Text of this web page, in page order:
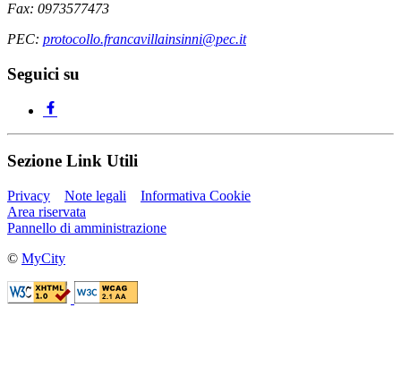
Fax: 0973577473
PEC: protocollo.francavillainsinni@pec.it
Seguici su
Sezione Link Utili
Privacy Note legali
Informativa Cookie
Area riservata
Pannello di amministrazione
© MyCity